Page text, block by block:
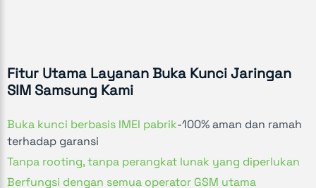
Fitur Utama Layanan Buka Kunci Jaringan
SIM Samsung Kami
Buka kunci berbasis IMEI pabrik-100% aman dan ramah
terhadap garansi
Tanpa rooting, tanpa perangkat lunak yang diperlukan
Berfungsi dengan semua operator GSM utama